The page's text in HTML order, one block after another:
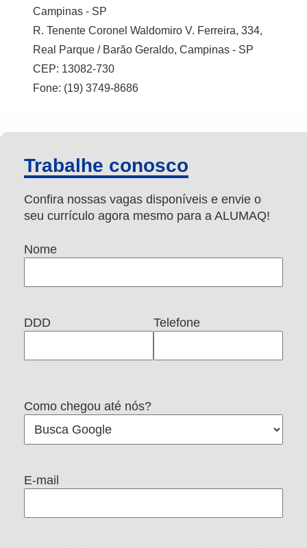
Campinas - SP
R. Tenente Coronel Waldomiro V. Ferreira, 334,
Real Parque / Barão Geraldo, Campinas - SP
CEP: 13082-730
Fone: (19) 3749-8686
Trabalhe conosco
Confira nossas vagas disponíveis e envie o
seu currículo agora mesmo para a ALUMAQ!
Nome
DDD Telefone
Como chegou até nós?
E-mail